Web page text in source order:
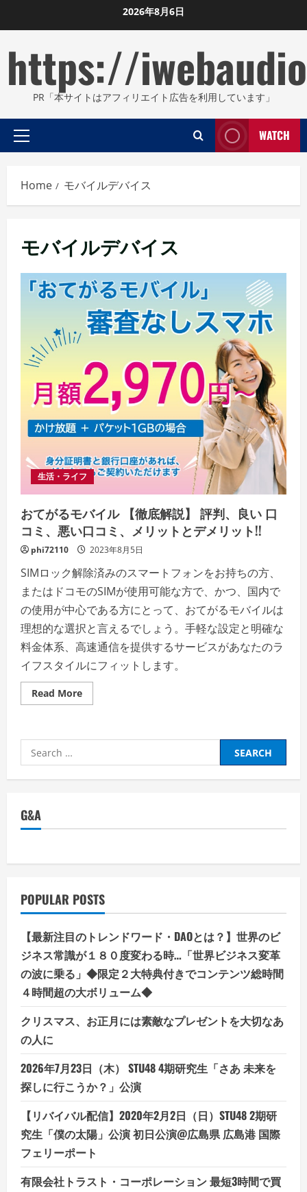
to
2026年8月6日
https://
PR「本サイトはアフィリエイト広告を利用しています」
Primary
WATCH
Home モバイルデバイス
モバイルデバイス
生活・ライフ
おてがるモバイル 【徹底解説】 評判、良い 口
コミ、悪い口コミ、メリットとデメリット!!
phi72110 2023年8月5日
SIMロック解除済みのスマートフォンをお持ちの方、
またはドコモのSIMが使用可能な方で、かつ、国内で
の使用が中心である方にとって、おてがるモバイルは
理想的な選択と言えるでしょう。手軽な設定と明確な
料金体系、高速通信を提供するサービスがあなたのラ
イフスタイルにフィットします。
Read MoreRead
more
が
バ
イ
説】
い
ミ、
悪
い
コ
ミ、
メ
リ
ッ
ト
と
デ
メ
リ
ッ
Search
for:
G&A
POPULAR POSTS
【最新注目のトレンドワード・DAOとは？】世界のビ
ジネス常識が１８０度変わる時…「世界ビジネス変革
の波に乗る」◆限定２大特典付きでコンテンツ総時間
４時間超の大ボリューム◆
クリスマス、お正月には素敵なプレゼントを大切なあ
の人に
2026年7月23日（木） STU48 4期研究生「さあ 未来を
探しに行こうか？」公演
【リバイバル配信】2020年2月2日（日）STU48 2期研
究生「僕の太陽」公演 初日公演@広島県 広島港 国際
フェリーポート
有限会社トラスト・コーポレーション 最短3時間で買